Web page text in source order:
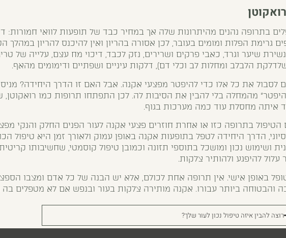
בתרופה נהנים מהיתרונות שלה אך במחיר כבד של תופעות לוואי חמורות:
גרימת הפלות ומומים בעובר, לכן אסורה בהריון ואין להיכנס להריון במהלך
שיער וגרד, כאבי פרקים ושרירים, נזק לכבד, דיכוי מח עצם, עלייה של
הלבלב ומחלות לב וכלי דם), דלקות עיניים ושפתיים ודימומים מהאף.
לסבול את כל אלו כדי להיפטר מפצעי אקנה. אבל האם זו הדרך היחידה?
מהמחלה בלי להבין את הסיבות לה. לכן התפתחו תרופות כמו רואקוטן,
איתה מחסלת עוד כמה מערכות בגוף.
בתרופה כזו או אחרת חוזרים פצעי אקנה לעור הפנים החלק והנקי
הדרך היחידה לטפל בתופעות אקנה באופן עמוק ולאורך זמן היא טיפול
ושימוש נכון ומושכל בתוספי תזונה וכמובן טיפול קוסמטי, שחשיבותו
להיפגע ולהותיר צלקות.
באופן אישי. אין תרופה אחת לכולם, אלא יש הבנה של כל אדם ומצבו
והבטוחה ביותר עבורו. אקנה מותירה צלקות בעור ובנפש אם לא מטפלים בה
רוצה להבין איזה טיפול נכון לעור שלך?